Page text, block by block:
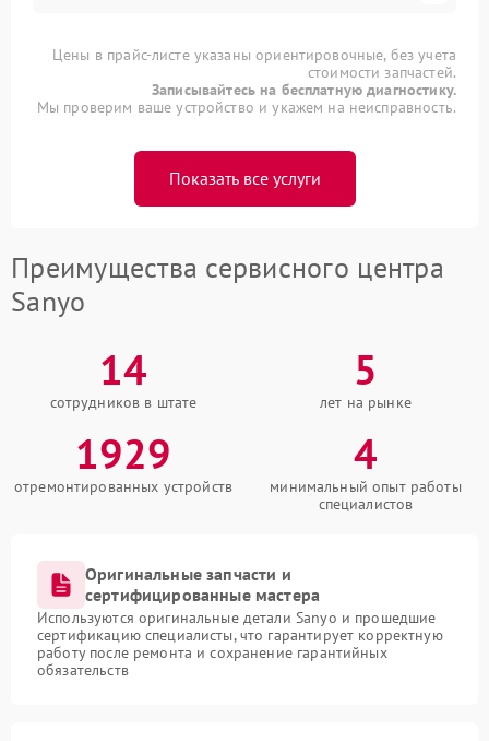
Цены в прайс-листе указаны ориентировочные, без учета
стоимости запчастей.
Записывайтесь на бесплатную диагностику.
Мы проверим ваше устройство и укажем на неисправность.
Показать все услуги
Преимущества сервисного центра
Sanyo
14
сотрудников в штате
5
лет на рынке
1929
отремонтированных устройств
4
минимальный опыт работы
специалистов
Оригинальные запчасти и
сертифицированные мастера
Используются оригинальные детали Sanyo и прошедшие
сертификацию специалисты, что гарантирует корректную
работу после ремонта и сохранение гарантийных
обязательств